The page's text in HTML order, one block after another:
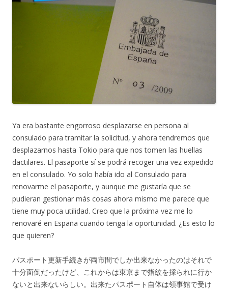
Ya era bastante engorroso desplazarse en persona al
consulado para tramitar la solicitud, y ahora tendremos que
desplazarnos hasta Tokio para que nos tomen las huellas
dactilares. El pasaporte sí se podrá recoger una vez expedido
en el consulado. Yo solo había ido al Consulado para
renovarme el pasaporte, y aunque me gustaría que se
pudieran gestionar más cosas ahora mismo me parece que
tiene muy poca utilidad. Creo que la próxima vez me lo
renovaré en España cuando tenga la oportunidad. ¿Es esto lo
que quieren?
パスポート更新手続きが両市間でしか出来なかったのはそれで
十分面倒だったけど、これからは東京まで指紋を採られに行か
ないと出来ないらしい。出来たパスポート自体は領事館で受け